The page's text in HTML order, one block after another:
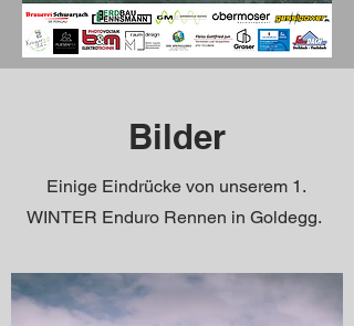
Bilder
Einige Eindrücke von unserem 1.
WINTER Enduro Rennen in Goldegg.